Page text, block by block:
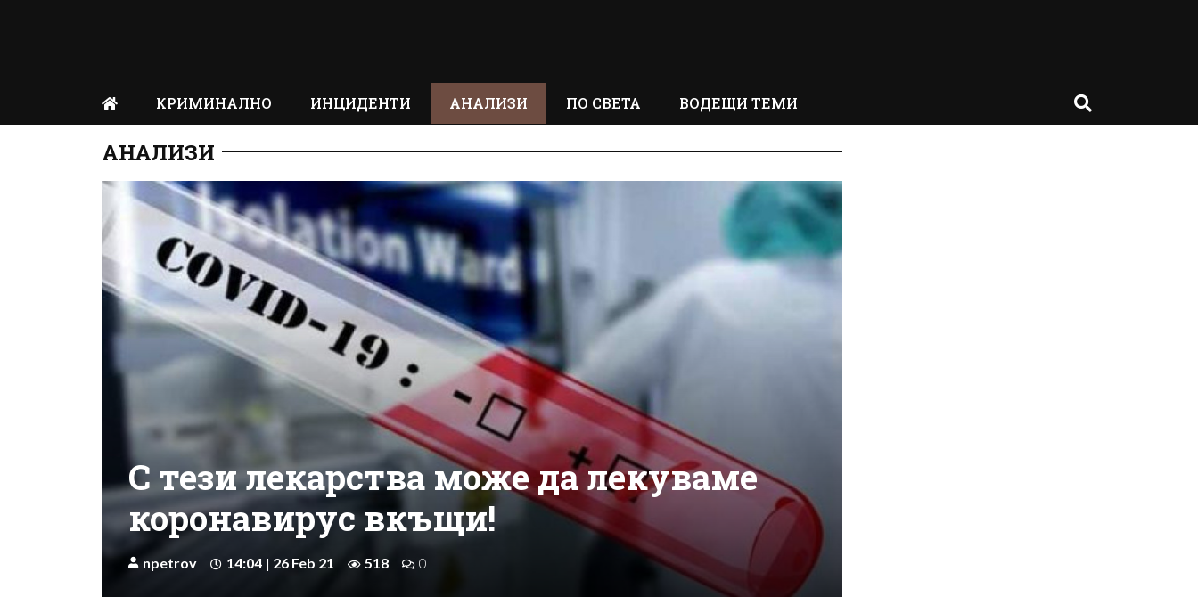
КРИМИНАЛНО ИНЦИДЕНТИ АНАЛИЗИ ПО СВЕТА ВОДЕЩИ ТЕМИ
АНАЛИЗИ
С тези лекарства може да лекуваме
коронавирус вкъщи!
npetrov 14:04 | 26 Feb 21 518 0